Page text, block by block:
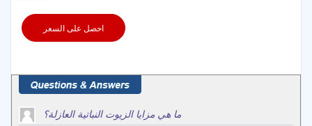
احصل على السعر
ما هي مزايا الزيوت النباتية العازلة؟